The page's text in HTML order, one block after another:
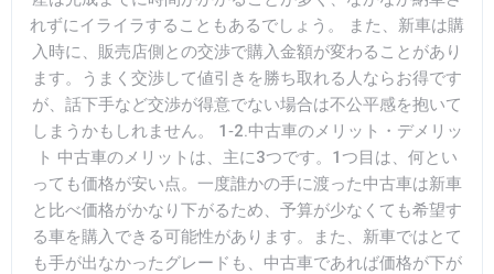
れずにイライラすることもあるでしょう。 また、新車は購
入時に、販売店側との交渉で購入金額が変わることがあり
ます。うまく交渉して値引きを勝ち取れる人ならお得です
が、話下手など交渉が得意でない場合は不公平感を抱いて
しまうかもしれません。 1‐2.中古車のメリット・デメリッ
ト 中古車のメリットは、主に3つです。1つ目は、何とい
っても価格が安い点。一度誰かの手に渡った中古車は新車
と比べ価格がかなり下がるため、予算が少なくても希望す
る車を購入できる可能性があります。また、新車ではとて
も手が出なかったグレードも、中古車であれば価格が下が